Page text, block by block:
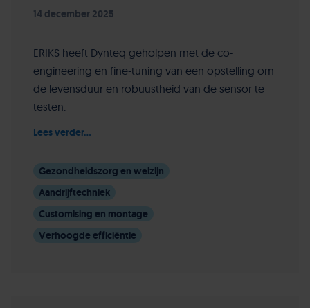
14 december 2025
ERIKS heeft Dynteq geholpen met de co-
engineering en fine-tuning van een opstelling om
de levensduur en robuustheid van de sensor te
testen.
Lees verder...
Gezondheidszorg en welzijn
Aandrijftechniek
Customising en montage
Verhoogde efficiëntie